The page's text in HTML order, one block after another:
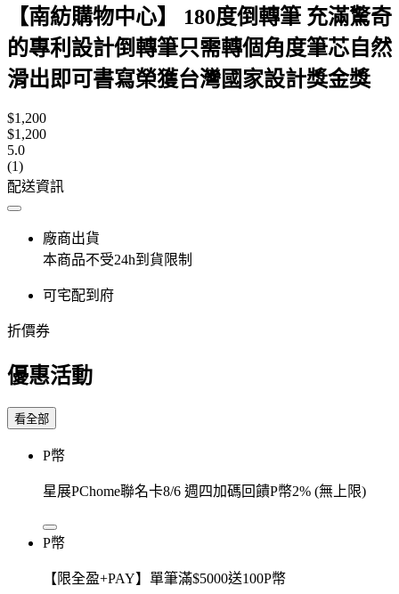
【南紡購物中心】 180度倒轉筆 充滿驚奇
的專利設計倒轉筆只需轉個角度筆芯自然
滑出即可書寫榮獲台灣國家設計獎金獎
$1,200
$1,200
5.0
(1)
配送資訊
廠商出貨
本商品不受24h到貨限制
可宅配到府
折價券
優惠活動
看全部
P幣
星展PChome聯名卡8/6 週四加碼回饋P幣2% (無上限)
P幣
【限全盈+PAY】單筆滿$5000送100P幣